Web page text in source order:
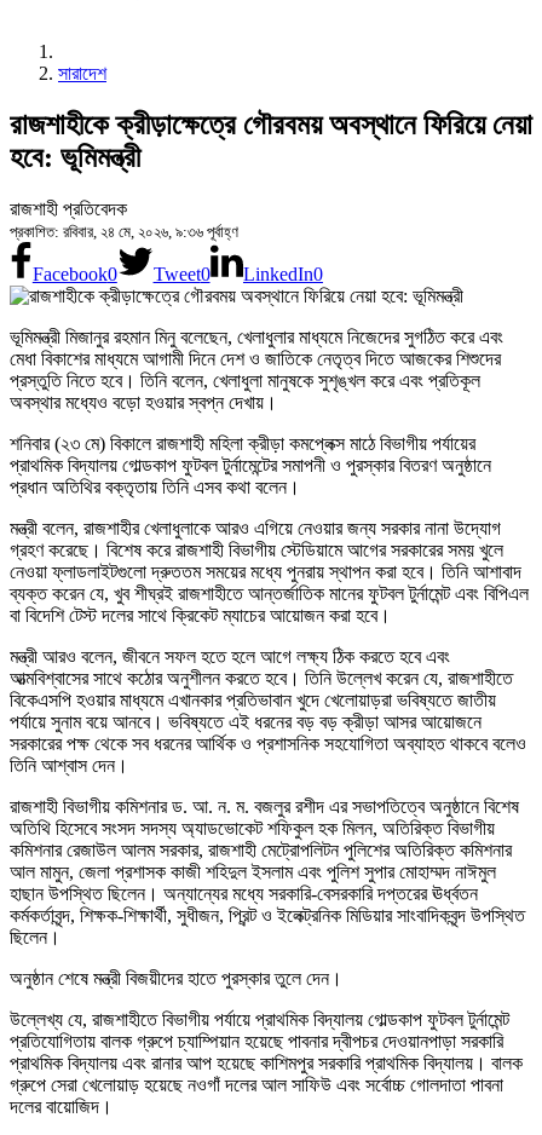
সারাদেশ
রাজশাহীকে ক্রীড়াক্ষেত্রে গৌরবময় অবস্থানে ফিরিয়ে নেয়া
হবে: ভূমিমন্ত্রী
রাজশাহী প্রতিবেদক
প্রকাশিত: রবিবার, ২৪ মে, ২০২৬, ৯:৩৬ পূর্বাহ্ণ
Facebook0 Tweet0 LinkedIn0
ভূমিমন্ত্রী মিজানুর রহমান মিনু বলেছেন, খেলাধুলার মাধ্যমে নিজেদের সুগঠিত করে এবং
মেধা বিকাশের মাধ্যমে আগামী দিনে দেশ ও জাতিকে নেতৃত্ব দিতে আজকের শিশুদের
প্রস্তুতি নিতে হবে। তিনি বলেন, খেলাধুলা মানুষকে সুশৃঙ্খল করে এবং প্রতিকূল
অবস্থার মধ্যেও বড়ো হওয়ার স্বপ্ন দেখায়।
শনিবার (২৩ মে) বিকালে রাজশাহী মহিলা ক্রীড়া কমপ্লেক্স মাঠে বিভাগীয় পর্যায়ের
প্রাথমিক বিদ্যালয় গোল্ডকাপ ফুটবল টুর্নামেন্টের সমাপনী ও পুরস্কার বিতরণ অনুষ্ঠানে
প্রধান অতিথির বক্তৃতায় তিনি এসব কথা বলেন।
মন্ত্রী বলেন, রাজশাহীর খেলাধুলাকে আরও এগিয়ে নেওয়ার জন্য সরকার নানা উদ্যোগ
গ্রহণ করেছে। বিশেষ করে রাজশাহী বিভাগীয় স্টেডিয়ামে আগের সরকারের সময় খুলে
নেওয়া ফ্লাডলাইটগুলো দ্রুততম সময়ের মধ্যে পুনরায় স্থাপন করা হবে। তিনি আশাবাদ
ব্যক্ত করেন যে, খুব শীঘ্রই রাজশাহীতে আন্তর্জাতিক মানের ফুটবল টুর্নামেন্ট এবং বিপিএল
বা বিদেশি টেস্ট দলের সাথে ক্রিকেট ম্যাচের আয়োজন করা হবে।
মন্ত্রী আরও বলেন, জীবনে সফল হতে হলে আগে লক্ষ্য ঠিক করতে হবে এবং
আত্মবিশ্বাসের সাথে কঠোর অনুশীলন করতে হবে। তিনি উল্লেখ করেন যে, রাজশাহীতে
বিকেএসপি হওয়ার মাধ্যমে এখানকার প্রতিভাবান খুদে খেলোয়াড়রা ভবিষ্যতে জাতীয়
পর্যায়ে সুনাম বয়ে আনবে। ভবিষ্যতে এই ধরনের বড় বড় ক্রীড়া আসর আয়োজনে
সরকারের পক্ষ থেকে সব ধরনের আর্থিক ও প্রশাসনিক সহযোগিতা অব্যাহত থাকবে বলেও
তিনি আশ্বাস দেন।
রাজশাহী বিভাগীয় কমিশনার ড. আ. ন. ম. বজলুর রশীদ এর সভাপতিত্বে অনুষ্ঠানে বিশেষ
অতিথি হিসেবে সংসদ সদস্য অ্যাডভোকেট শফিকুল হক মিলন, অতিরিক্ত বিভাগীয়
কমিশনার রেজাউল আলম সরকার, রাজশাহী মেট্রোপলিটন পুলিশের অতিরিক্ত কমিশনার
আল মামুন, জেলা প্রশাসক কাজী শহিদুল ইসলাম এবং পুলিশ সুপার মোহাম্মদ নাঈমুল
হাছান উপস্থিত ছিলেন। অন্যান্যের মধ্যে সরকারি-বেসরকারি দপ্তরের ঊর্ধ্বতন
কর্মকর্তাবৃন্দ, শিক্ষক-শিক্ষার্থী, সুধীজন, প্রিন্ট ও ইলেক্ট্রনিক মিডিয়ার সাংবাদিকবৃন্দ উপস্থিত
ছিলেন।
অনুষ্ঠান শেষে মন্ত্রী বিজয়ীদের হাতে পুরস্কার তুলে দেন।
উল্লেখ্য যে, রাজশাহীতে বিভাগীয় পর্যায়ে প্রাথমিক বিদ্যালয় গোল্ডকাপ ফুটবল টুর্নামেন্ট
প্রতিযোগিতায় বালক গ্রুপে চ্যাম্পিয়ান হয়েছে পাবনার দ্বীপচর দেওয়ানপাড়া সরকারি
প্রাথমিক বিদ্যালয় এবং রানার আপ হয়েছে কাশিমপুর সরকারি প্রাথমিক বিদ্যালয়। বালক
গ্রুপে সেরা খেলোয়াড় হয়েছে নওগাঁ দলের আল সাফিউ এবং সর্বোচ্চ গোলদাতা পাবনা
দলের বায়োজিদ।